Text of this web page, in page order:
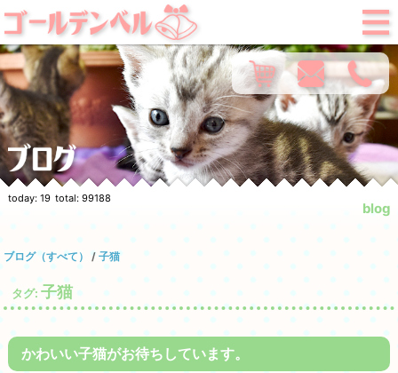
today: 19 total: 99188
blog
ブログ（すべて） /子猫
タグ:子猫
かわいい子猫がお待ちしています。